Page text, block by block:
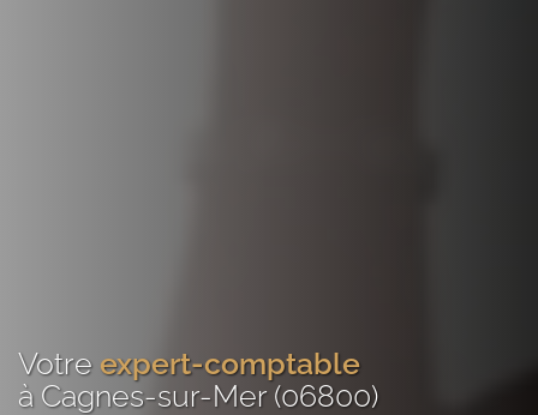
Votre expert-comptable
à Cagnes-sur-Mer (06800)